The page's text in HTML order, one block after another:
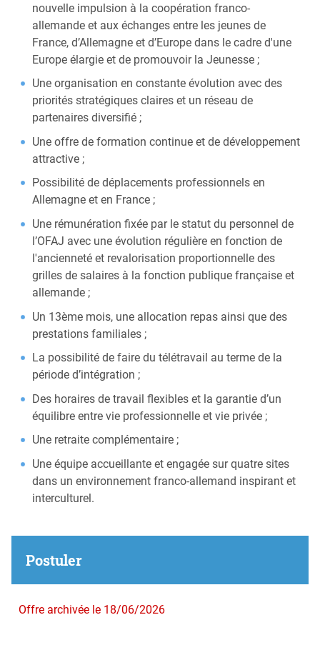
nouvelle impulsion à la coopération franco-
allemande et aux échanges entre les jeunes de
France, d’Allemagne et d’Europe dans le cadre d'une
Europe élargie et de promouvoir la Jeunesse ;
Une organisation en constante évolution avec des
priorités stratégiques claires et un réseau de
partenaires diversifié ;
Une offre de formation continue et de développement
attractive ;
Possibilité de déplacements professionnels en
Allemagne et en France ;
Une rémunération fixée par le statut du personnel de
l’OFAJ avec une évolution régulière en fonction de
l'ancienneté et revalorisation proportionnelle des
grilles de salaires à la fonction publique française et
allemande ;
Un 13ème mois, une allocation repas ainsi que des
prestations familiales ;
La possibilité de faire du télétravail au terme de la
période d’intégration ;
Des horaires de travail flexibles et la garantie d’un
équilibre entre vie professionnelle et vie privée ;
Une retraite complémentaire ;
Une équipe accueillante et engagée sur quatre sites
dans un environnement franco-allemand inspirant et
interculturel.
Postuler
Offre archivée le 18/06/2026